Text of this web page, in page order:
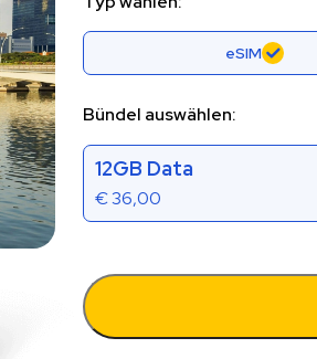
eSIM
Bündel auswählen:
12GB Data
€36,00